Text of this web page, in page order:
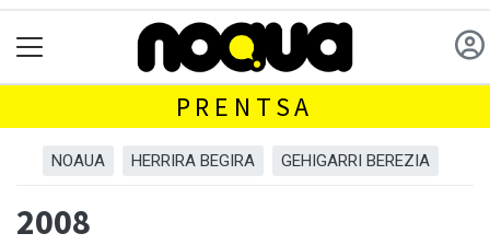
PRENTSA
NOAUA HERRIRA BEGIRA GEHIGARRI BEREZIA
2008